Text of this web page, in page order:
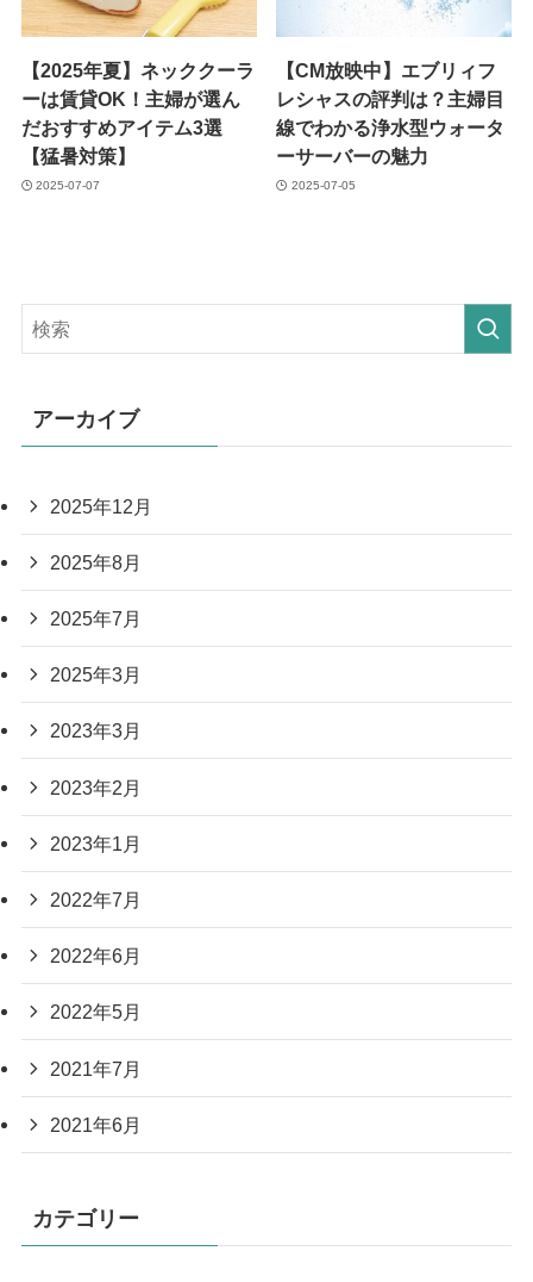
【2025年夏】ネッククーラ
ーは賃貸OK！主婦が選ん
だおすすめアイテム3選
【猛暑対策】
2025-07-07
【CM放映中】エブリィフ
レシャスの評判は？主婦目
線でわかる浄水型ウォータ
ーサーバーの魅力
2025-07-05
アーカイブ
2025年12月
2025年8月
2025年7月
2025年3月
2023年3月
2023年2月
2023年1月
2022年7月
2022年6月
2022年5月
2021年7月
2021年6月
カテゴリー